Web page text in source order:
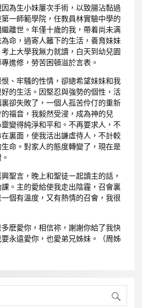
為生小妹屢次手術，以致腸沾黏過
一師範學院，任教員林實驗中學的
離世。年僅十歲的我，帶着尚未满
命，過寄人籬下的生活，養育妹妹
上大學我無力就讀，白天到幼兒園
進修，勞苦困頓溢於言表。
、牢騷的性情，卻總希望妹妹和我
的生活。因堅忍與強勢的個性，活
卻失敗了，一個人孤苦伶仃的重新
福音，我毅然受浸，成為神的兒
變得純淨和平和。不再要求人，不
裏面，使我活出謙虛待人，不計較
命。對家人的態度轉變了，現在是
聖言，晚上和聖徒ㄧ起讀主的話，
。主的愛給使我走出陰霾，召會裏
個有溫度，又有熱情的召會，我很
麽愛你，相信祢，謝謝你給了我快
永遠愛你，也愛弟兄姊妹。（周姊